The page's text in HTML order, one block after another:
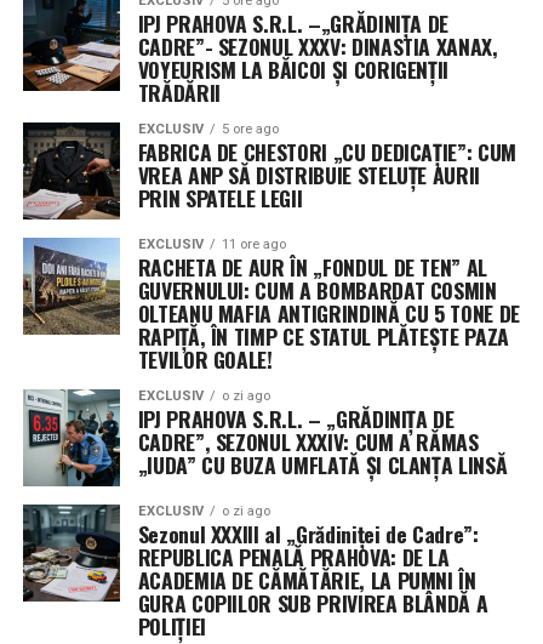
O altă cerere respinsă a vizat scutirea fondurilor de
reconciliere aprobate anul trecut de la mecanismul de
sechestrare (reduceri automate). Fără această excepție,
indisponibile.
Următorii pași în Congres
Senatul urmează să voteze rezoluția în această
săptămână, înainte de începerea vacanței de august.
Camera Reprezentanților, deja în pauză, și-a adoptat
propria variantă pe 21 iulie. Cele două texte vor trebui
fie unificate, fie una dintre camere va trebui să adopte
varianta celeilalte, pentru ca proiectul să ajungă pe
masa președintelui Donald Trump.
Președinta Comisiei de buget din Senat, Susan Collins, a
descris rezoluția drept „un pas important” pentru
evitarea închiderii guvernului, în timp ce senatoarea
Patty Murray a salutat faptul că textul limitează cererile
de noi fonduri și flexibilități pentru Pentagon.
IPJ PRAHOVA S.R.L. –„GRĂDINIȚA DE
CADRE”- SEZONUL XXXV: DINASTIA XANAX,
VOYEURISM LA BĂICOI ȘI CORIGENȚII
TRĂDĂRII
EXCLUSIV 5 ore ago
FABRICA DE CHESTORI „CU DEDICAȚIE”: CUM
VREA ANP SĂ DISTRIBUIE STELUȚE AURII
PRIN SPATELE LEGII
EXCLUSIV 11 ore ago
RACHETA DE AUR ÎN „FONDUL DE TEN” AL
GUVERNULUI: CUM A BOMBARDAT COSMIN
OLTEANU MAFIA ANTIGRINDINĂ CU 5 TONE DE
RAPIȚĂ, ÎN TIMP CE STATUL PLĂTEȘTE PAZA
TEVILOR GOALE!
EXCLUSIV o zi ago
IPJ PRAHOVA S.R.L. – „GRĂDINIȚA DE
CADRE”, SEZONUL XXXIV: CUM A RĂMAS
„IUDA” CU BUZA UMFLATĂ ȘI CLANȚA LINSĂ
EXCLUSIV o zi ago
Sezonul XXXIII al „Grădiniței de Cadre”:
REPUBLICA PENALĂ PRAHOVA: DE LA
ACADEMIA DE CĂMĂTĂRIE, LA PUMNI ÎN
GURA COPIILOR SUB PRIVIREA BLÂNDĂ A
POLIȚIEI